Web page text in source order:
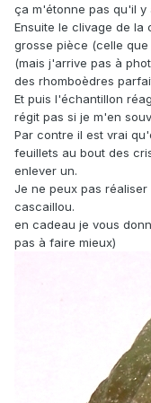
ça m'étonne pas qu'il y
Ensuite le clivage de la
grosse pièce (celle
(mais j'arrive pas à
des rhomboèdres
Et puis l'échantillon
régit pas si je m'en
Par contre il est vrai
feuillets au bout des
enlever un.
Je ne peux pas
cascaillou.
en cadeau je vous
pas à faire mieux)